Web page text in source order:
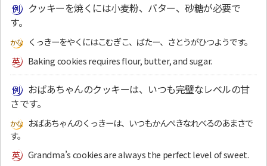
クッキーを焼くには小麦粉、バター、砂糖が必要で
す。
くっきーをやくにはこむぎこ、ばたー、さとうがひつようです。
Baking cookies requires flour, butter, and sugar.
おばあちゃんのクッキーは、いつも完璧なレベルの甘
さです。
おばあちゃんのくっきーは、いつもかんぺきなれべるのあまさで
す。
Grandma’s cookies are always the perfect level of sweet.